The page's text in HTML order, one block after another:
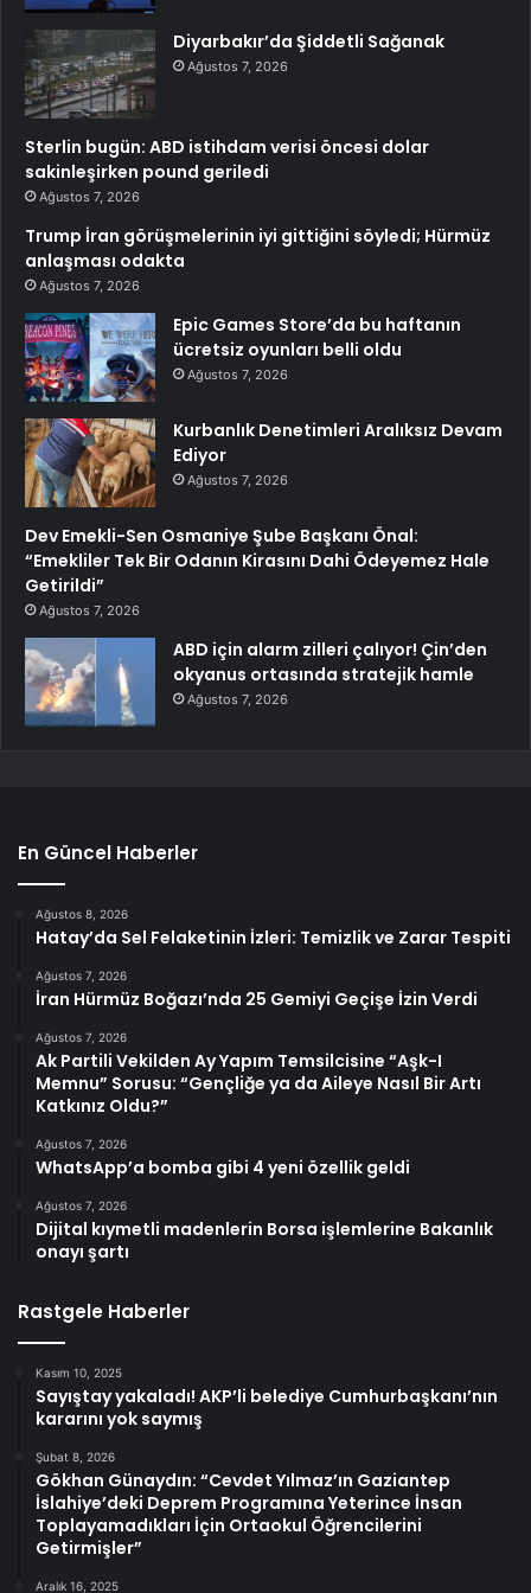
Diyarbakır’da Şiddetli Sağanak
Ağustos 7, 2026
Sterlin bugün: ABD istihdam verisi öncesi dolar
sakinleşirken pound geriledi
Ağustos 7, 2026
Trump İran görüşmelerinin iyi gittiğini söyledi; Hürmüz
anlaşması odakta
Ağustos 7, 2026
Epic Games Store’da bu haftanın
ücretsiz oyunları belli oldu
Ağustos 7, 2026
Kurbanlık Denetimleri Aralıksız Devam
Ediyor
Ağustos 7, 2026
Dev Emekli-Sen Osmaniye Şube Başkanı Önal:
“Emekliler Tek Bir Odanın Kirasını Dahi Ödeyemez Hale
Getirildi”
Ağustos 7, 2026
ABD için alarm zilleri çalıyor! Çin’den
okyanus ortasında stratejik hamle
Ağustos 7, 2026
En Güncel Haberler
Ağustos 8, 2026
Hatay’da Sel Felaketinin İzleri: Temizlik ve Zarar Tespiti
Ağustos 7, 2026
İran Hürmüz Boğazı’nda 25 Gemiyi Geçişe İzin Verdi
Ağustos 7, 2026
Ak Partili Vekilden Ay Yapım Temsilcisine “Aşk-I
Memnu” Sorusu: “Gençliğe ya da Aileye Nasıl Bir Artı
Katkınız Oldu?”
Ağustos 7, 2026
WhatsApp’a bomba gibi 4 yeni özellik geldi
Ağustos 7, 2026
Dijital kıymetli madenlerin Borsa işlemlerine Bakanlık
onayı şartı
Rastgele Haberler
Kasım 10, 2025
Sayıştay yakaladı! AKP’li belediye Cumhurbaşkanı’nın
kararını yok saymış
Şubat 8, 2026
Gökhan Günaydın: “Cevdet Yılmaz’ın Gaziantep
İslahiye’deki Deprem Programına Yeterince İnsan
Toplayamadıkları İçin Ortaokul Öğrencilerini
Getirmişler”
Aralık 16, 2025